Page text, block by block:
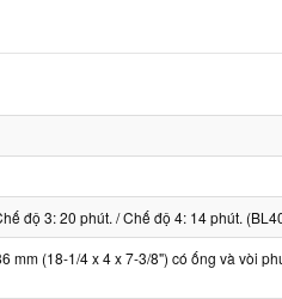
độ 3: 20 phút. / Chế độ 4: 14 phút.
mm (18-1/4 x 4 x 7-3/8") có ống và vòi